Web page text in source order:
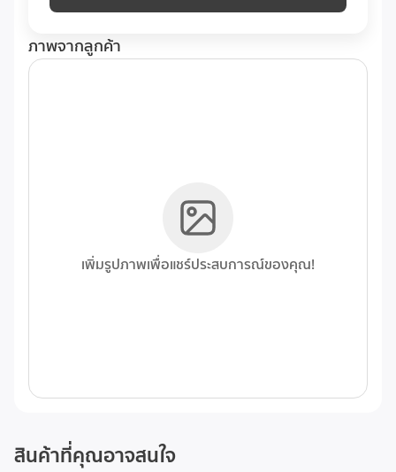
ภาพจากลูกค้า
เพิ่มรูปภาพเพื่อแชร์ประสบการณ์ของคุณ!
สินค้าที่คุณอาจสนใจ